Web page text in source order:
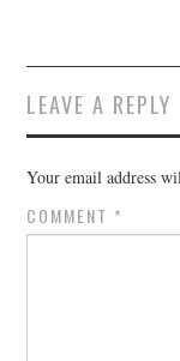
LEAVE A REPLY
Your email address
COMMENT *